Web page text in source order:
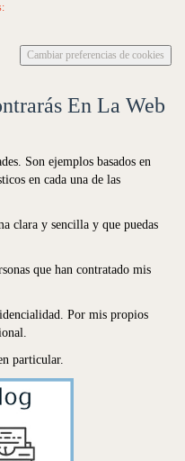
Cambiar preferencias de cookies
En La Web
Son ejemplos basados en
en cada una de las
clara y sencilla y que puedas
que han contratado mis
Por mis propios
particular.